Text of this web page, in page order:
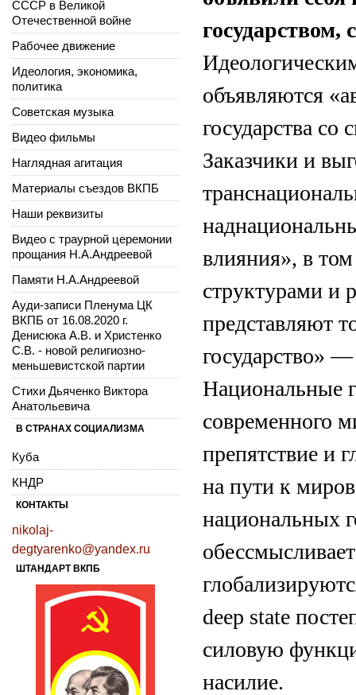
государством,
объявляются
государства со
Заказчики и
влияния», в
структурами и
представляют
государство» —
Национальные
современного
препятствие и
на пути к
национальных
deep state
силовую
насилие.
СССР в Великой
Отечественной войне
Рабочее движение
Идеология, экономика,
политика
Советская музыка
Видео фильмы
Наглядная агитация
Материалы съездов ВКПБ
Наши реквизиты
Видео с траурной церемонии
прощания Н.А.Андреевой
Памяти Н.А.Андреевой
Ауди-записи Пленума ЦК
ВКПБ от 16.08.2020 г.
Денисюка А.В. и Христенко
С.В. - новой религиозно-
меньшевистской партии
Стихи Дьяченко Виктора
Анатольевича
В СТРАНАХ СОЦИАЛИЗМА
Куба
КНДР
КОНТАКТЫ
nikolaj-
degtyarenko@yandex.ru
ШТАНДАРТ ВКПБ